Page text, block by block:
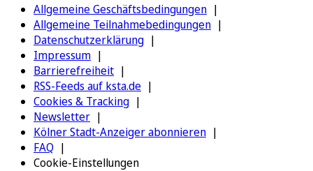
Allgemeine Geschäftsbedingungen
Allgemeine Teilnahmebedingungen
Datenschutzerklärung
Impressum
Barrierefreiheit
RSS-Feeds auf ksta.de
Cookies & Tracking
Newsletter
Kölner Stadt-Anzeiger abonnieren
FAQ
Cookie-Einstellungen